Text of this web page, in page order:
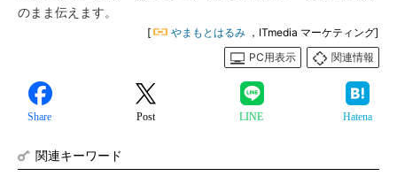
のまま伝えます。
[ やまもとはるみ ，ITmedia マーケティング]
PC用表示
関連情報
Share Post LINE Hatena
関連キーワード